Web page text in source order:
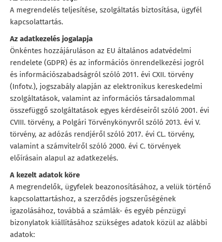
A megrendelés teljesítése, szolgáltatás biztosítása, ügyfél
kapcsolattartás.
Az adatkezelés jogalapja
Önkéntes hozzájáruláson az EU általános adatvédelmi
rendelete (GDPR) és az információs önrendelkezési jogról
és információszabadságról szóló 2011. évi CXII. törvény
(Infotv.), jogszabály alapján az elektronikus kereskedelmi
szolgáltatások, valamint az információs társadalommal
összefüggő szolgáltatások egyes kérdéseiről szóló 2001. évi
CVIII. törvény, a Polgári Törvénykönyvről szóló 2013. évi V.
törvény, az adózás rendjéről szóló 2017. évi CL. törvény,
valamint a számvitelről szóló 2000. évi C. törvények
előírásain alapul az adatkezelés.
A kezelt adatok köre
A megrendelők, ügyfelek beazonosításához, a velük történő
kapcsolattartáshoz, a szerződés jogszerűségének
igazolásához, továbbá a számlák- és egyéb pénzügyi
bizonylatok kiállításához szükséges adatok közül az alábbi
adatok: